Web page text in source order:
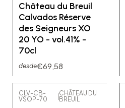
Château du Breuil
Calvados Réserve
des Seigneurs XO
20 YO - vol.41% -
70cl
desde€69,58
CLV-CB-
VSOP-70
CHÂTEAU DU
BREUIL